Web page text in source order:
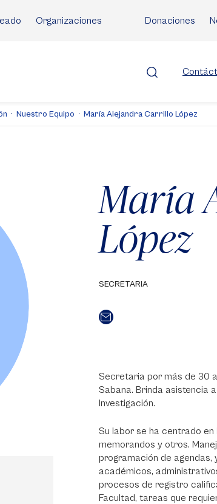
Organizaciones Donaciones
Nuestro Equipo María Alejandra Carrillo López
María
López
SECRETARIA
Secretaria por más de 30
Sabana. Brinda asistencia
Investigación.
Su labor se ha centrado
memorandos y otros.
programación de
académicos,
procesos de registro
Facultad, tareas que